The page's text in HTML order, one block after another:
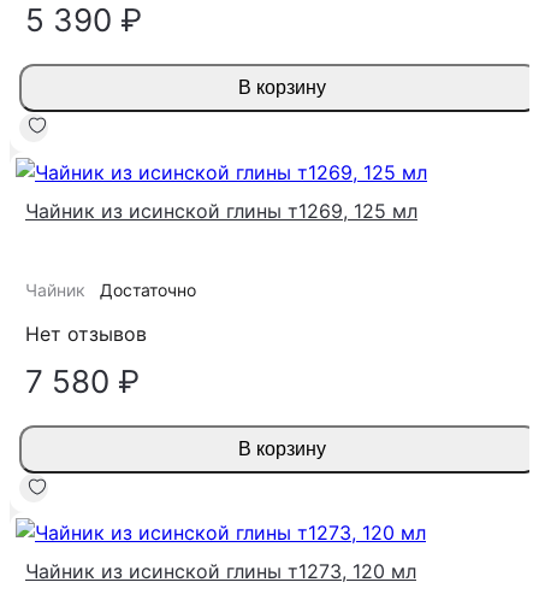
5 390 ₽
В корзину
Чайник из исинской глины т1269, 125 мл
Чайник Достаточно
Нет отзывов
7 580 ₽
В корзину
Чайник из исинской глины т1273, 120 мл